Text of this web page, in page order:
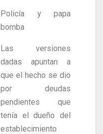
Policía y papa
bomba
Las versiones
dadas apuntan a
que el hecho se dio
por deudas
pendientes que
tenía el dueño del
establecimiento